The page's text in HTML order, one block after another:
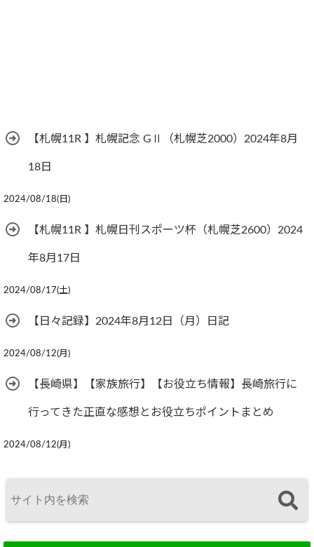
【札幌11R 】札幌記念 GⅡ（札幌芝2000）2024年8月
18日
2024/08/18(日)
【札幌11R 】札幌日刊スポーツ杯（札幌芝2600）2024
年8月17日
2024/08/17(土)
【日々記録】2024年8月12日（月）日記
2024/08/12(月)
【長崎県】【家族旅行】【お役立ち情報】長崎旅行に
行ってきた正直な感想とお役立ちポイントまとめ
2024/08/12(月)